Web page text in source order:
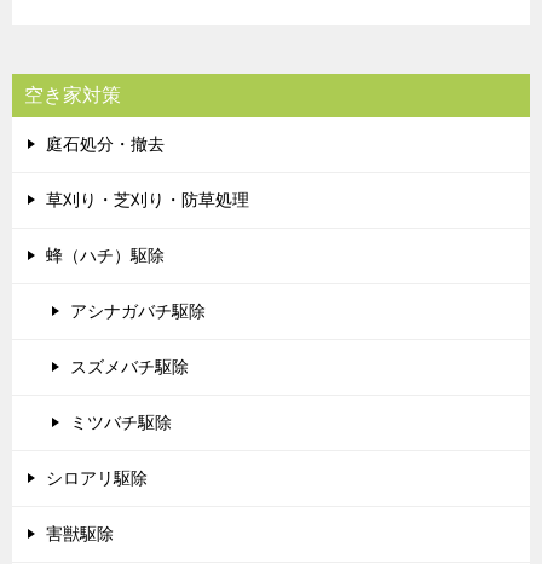
空き家対策
庭石処分・撤去
草刈り・芝刈り・防草処理
蜂（ハチ）駆除
アシナガバチ駆除
スズメバチ駆除
ミツバチ駆除
シロアリ駆除
害獣駆除